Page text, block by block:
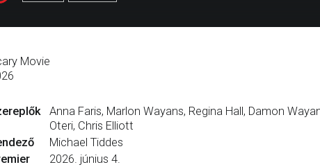
Movie
Anna Faris, Marlon Wayans, Regina Hall, Damon
Oteri, Chris Elliott
Michael Tiddes
2026. június 4.